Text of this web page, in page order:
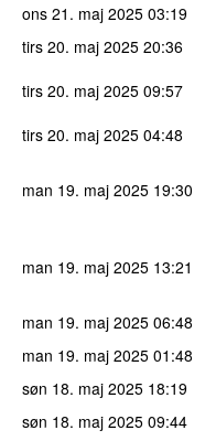
ons 21. maj 2025 03:19
tirs 20. maj 2025 20:36
tirs 20. maj 2025 09:57
tirs 20. maj 2025 04:48
man 19. maj 2025 19:30
man 19. maj 2025 13:21
man 19. maj 2025 06:48
man 19. maj 2025 01:48
søn 18. maj 2025 18:19
søn 18. maj 2025 09:44